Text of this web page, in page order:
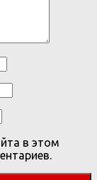
в этом